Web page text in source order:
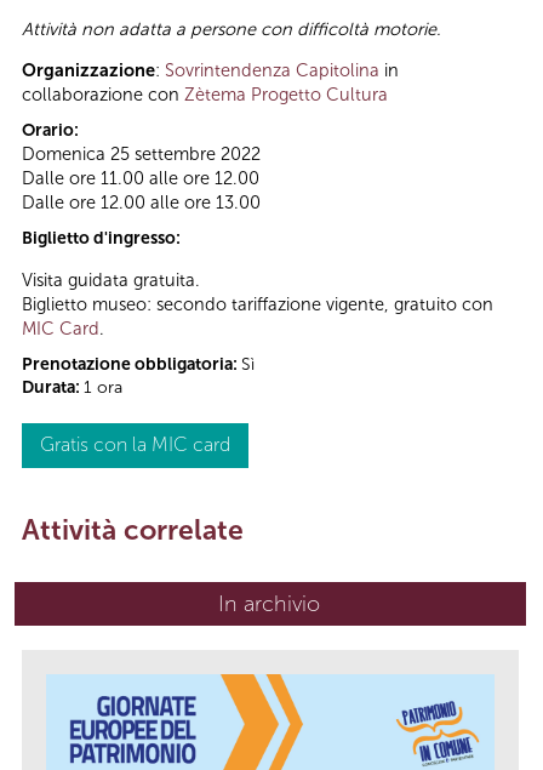
Attività non adatta a persone con difficoltà motorie.
Organizzazione: Sovrintendenza Capitolina in
collaborazione con Zètema Progetto Cultura
Orario:
Domenica 25 settembre 2022
Dalle ore 11.00 alle ore 12.00
Dalle ore 12.00 alle ore 13.00
Biglietto d'ingresso:
Visita guidata gratuita.
Biglietto museo: secondo tariffazione vigente, gratuito con
MIC Card.
Prenotazione obbligatoria: Sì
Durata: 1 ora
Gratis con la MIC card
Attività correlate
In archivio